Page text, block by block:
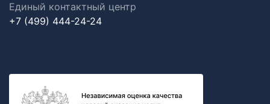
Единый контактный центр
+7 (499) 444-24-24